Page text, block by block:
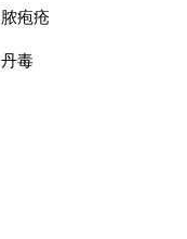
脓疱疮
丹毒